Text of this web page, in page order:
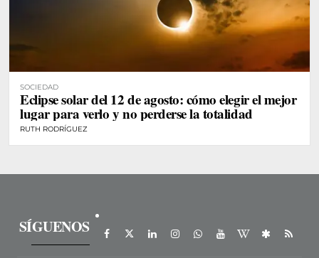
SOCIEDAD
Eclipse solar del 12 de agosto: cómo elegir el mejor
lugar para verlo y no perderse la totalidad
RUTH RODRÍGUEZ
SÍGUENOS